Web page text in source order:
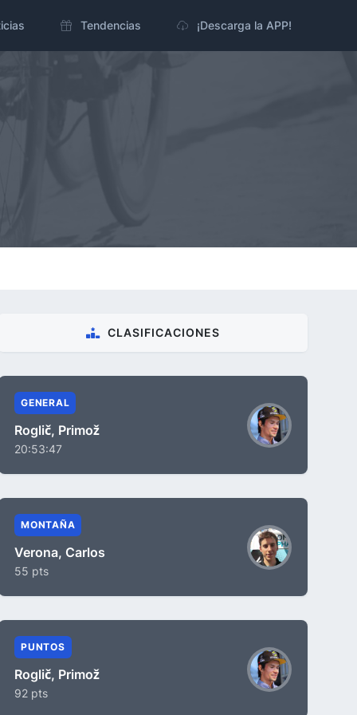
Tendencias ¡Descarga la APP!
CLASIFICACIONES
GENERAL
Roglič, Primož
20:53:47
MONTAÑA
Verona, Carlos
55 pts
PUNTOS
Roglič, Primož
92 pts